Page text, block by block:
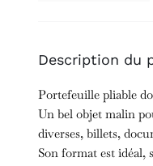
Description du
Portefeuille pliable
Un bel objet malin
diverses, billets,
Son format est idéal,